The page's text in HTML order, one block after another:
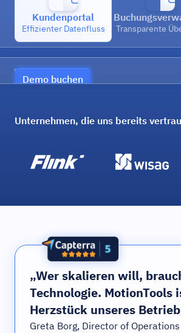
Kundenportal
Effizienter Datenfluss Transparente
Demo buchen
Unternehmen, die uns bereits
„Wer skalieren will,
Technologie. MotionTools
Herzstück unseres
Greta Borg, Director of Operations